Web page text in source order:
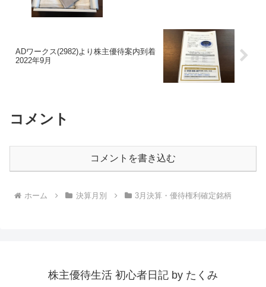
ADワークス(2982)より株主優待案内到着
2022年9月
コメント
コメントを書き込む
ホーム 決算月別 3月決算・優待権利確定銘柄
株主優待生活 初心者日記 by たくみ